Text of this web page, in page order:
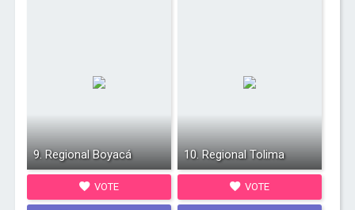
9. Regional Boyacá
VOTE
10. Regional Tolima
VOTE